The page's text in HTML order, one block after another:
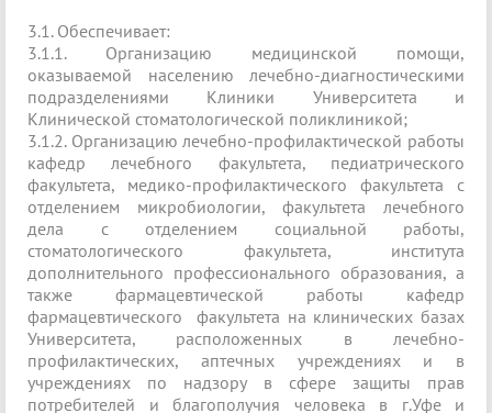
3.1. Обеспечивает:
3.1.1. Организацию медицинской помощи,
оказываемой населению лечебно-диагностическими
подразделениями Клиники Университета и
Клинической стоматологической поликлиникой;
3.1.2. Организацию лечебно-профилактической работы
кафедр лечебного факультета, педиатрического
факультета, медико-профилактического факультета с
отделением микробиологии, факультета лечебного
дела с отделением социальной работы,
стоматологического факультета, института
дополнительного профессионального образования, а
также фармацевтической работы кафедр
фармацевтического факультета на клинических базах
Университета, расположенных в лечебно-
профилактических, аптечных учреждениях и в
учреждениях по надзору в сфере защиты прав
потребителей и благополучия человека в г.Уфе и